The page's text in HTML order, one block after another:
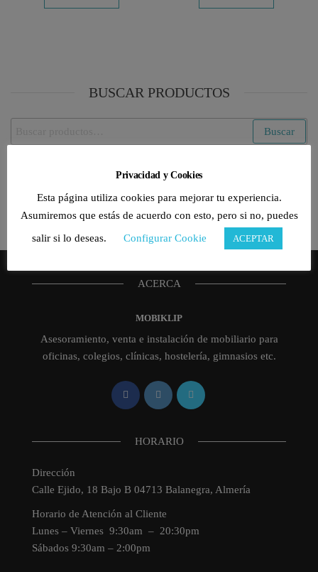
BUSCAR PRODUCTOS
por:
Buscar
CATEGORÍAS DE PRODUCTO
×
Nomon
ACERCA
MOBIKLIP
Asesoramiento, venta e instalación de mobiliario para
oficinas, colegios, clínicas, hostelería, gimnasios etc.
HORARIO
Dirección
Calle Ejido, 18 Bajo B 04713 Balanegra, Almería
Horario de Atención al Cliente
Lunes – Viernes 9:30am – 20:30pm
Sábados 9:30am – 2:00pm
Privacidad y Cookies
Esta página utiliza cookies para mejorar tu experiencia.
Asumiremos que estás de acuerdo con esto, pero si no, puedes
salir si lo deseas.
Configurar Cookie ACEPTAR